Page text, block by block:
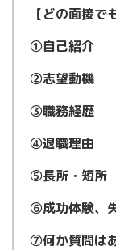
【どの面接で
①自己紹介
②志望動機
③職務経歴
④退職理由
⑤長所・短所
⑥成功体験、
⑦何か質問は